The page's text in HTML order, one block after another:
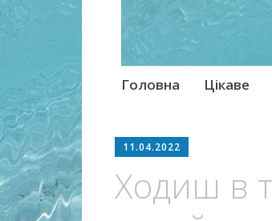
Skip
Головна Цікаве
11.04.2022
Ходиш в